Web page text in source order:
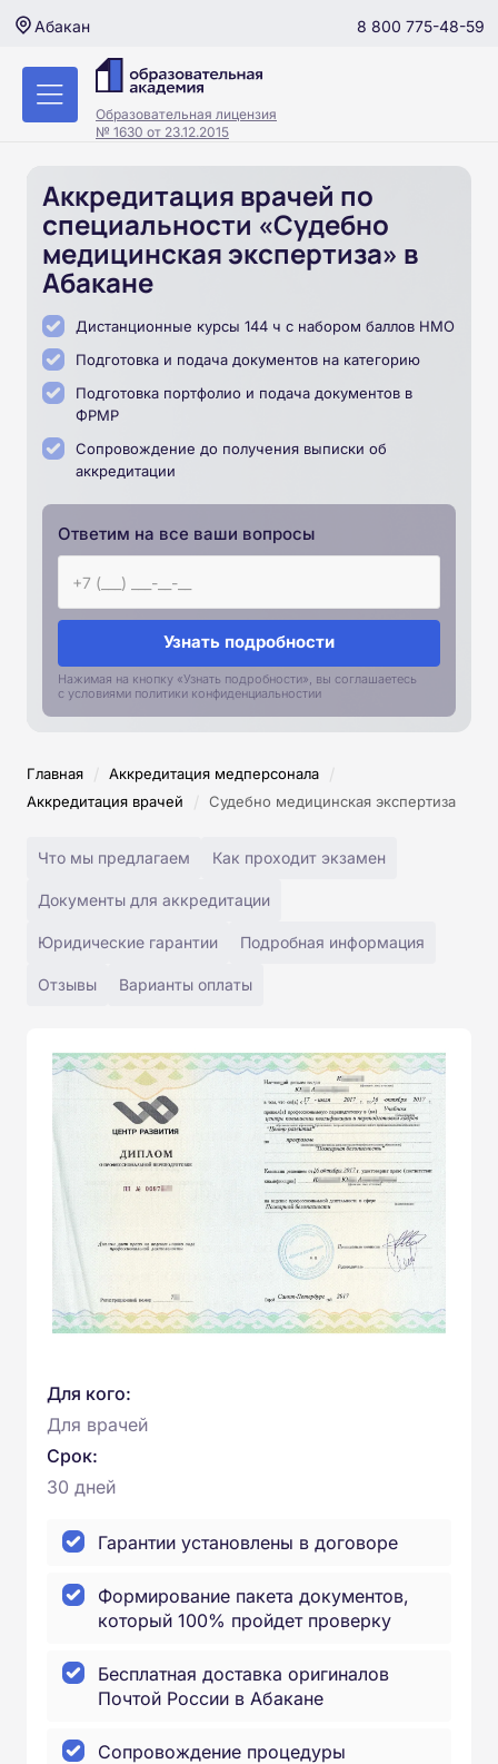
Абакан 8 800 775-48-59
Образовательная лицензия
№ 1630 от 23.12.2015
Аккредитация врачей по
специальности «Судебно
медицинская экспертиза» в
Абакане
Дистанционные курсы 144 ч с набором баллов НМО
Подготовка и подача документов на категорию
Подготовка портфолио и подача документов в
ФРМР
Сопровождение до получения выписки об
аккредитации
Ответим на все ваши вопросы
Узнать подробности
Нажимая на кнопку «Узнать подробности», вы соглашаетесь
с условиями политики конфиденциальностии
Главная / Аккредитация медперсонала /
Аккредитация врачей / Судебно медицинская экспертиза
Что мы предлагаем Как проходит экзамен
Документы для аккредитации
Юридические гарантии Подробная информация
Отзывы Варианты оплаты
Для кого:
Для врачей
Срок:
30 дней
Гарантии установлены в договоре
Формирование пакета документов,
который 100% пройдет проверку
Бесплатная доставка оригиналов
Почтой России в Абакане
Сопровождение процедуры